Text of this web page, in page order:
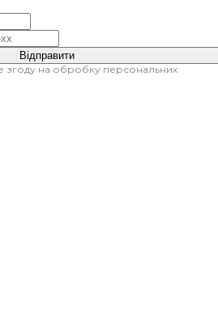
Відправити
згоду на обробку персональних